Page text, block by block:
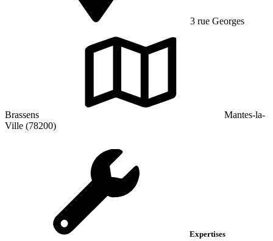
3 rue Georges
Brassens
Mantes-la-
Ville (78200)
Expertises